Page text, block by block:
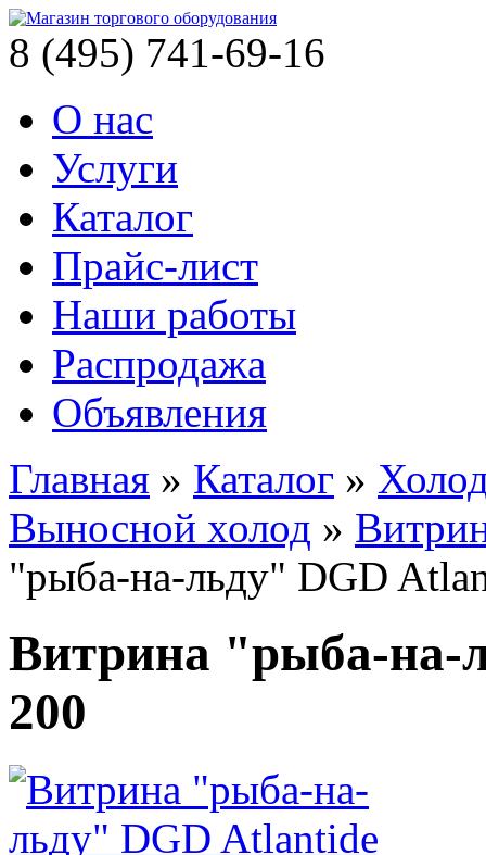
8 (495) 741-69-16
О нас
Услуги
Каталог
Прайс-лист
Наши работы
Распродажа
Объявления
Главная » Каталог »
Выносной холод »
"рыба-на-льду" DGD
Витрина "рыба-на-
200